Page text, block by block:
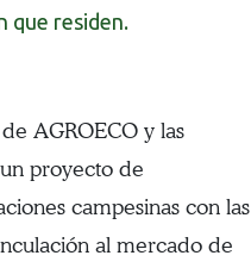
que residen.
AGROECO y las
proyecto de
campesinas con las
al mercado de